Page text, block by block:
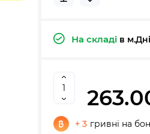
На складі в
+ 3 гривні на